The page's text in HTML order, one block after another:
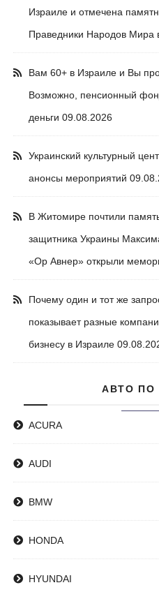
Израиле и отмечена
Праведники Народов Мира
Вам 60+ в Израиле и Вы
Возможно, пенсионный
деньги 09.08.2026
Украинский культурный
анонсы мероприятий
В Житомире почтили
защитника Украины
«Ор Авнер» открыли
Почему один и тот же
показывает разные
бизнесу в Израиле
АВТО ПО
ACURA
AUDI
BMW
HONDA
HYUNDAI